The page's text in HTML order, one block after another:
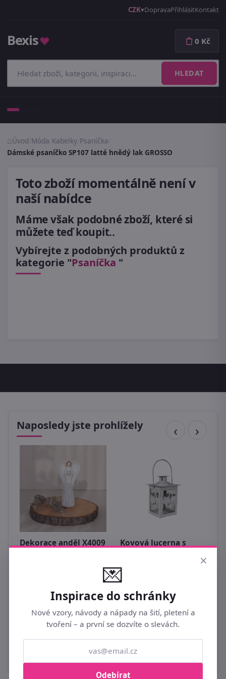
CZK DopravaPřihlásitKontakt
Bexis♥
HLEDAT
0 Kč
Úvod Móda Kabelky Psaníčka
Dámské psaníčko SP107 latté hnědý lak GROSSO
Toto zboží momentálně není v
naší nabídce
Máme však podobné zboží, které si
můžete teď koupit..
Vybírejte z podobných produktů z
kategorie "Psaníčka "
Naposledy jste prohlížely
Dekorace anděl X4009
Kovová lucerna s
výška 11 cm, bílá/
šedá K1981
149 Kč
×
💌
Inspirace do schránky
Nové vzory, návody a nápady na šití, pletení a
tvoření – a první se dozvíte o slevách.
Odebírat